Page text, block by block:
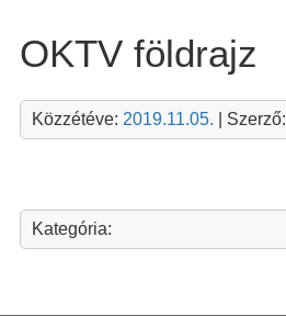
OKTV földrajz
Közzétéve: 2019.11.05. | Szerző:
Kategória: